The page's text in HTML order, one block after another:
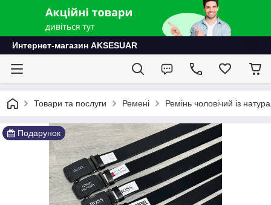
Интернет-магазин AKSESUAR
Товари та послуги Ремені Ремінь чоловічий із
Подарунок